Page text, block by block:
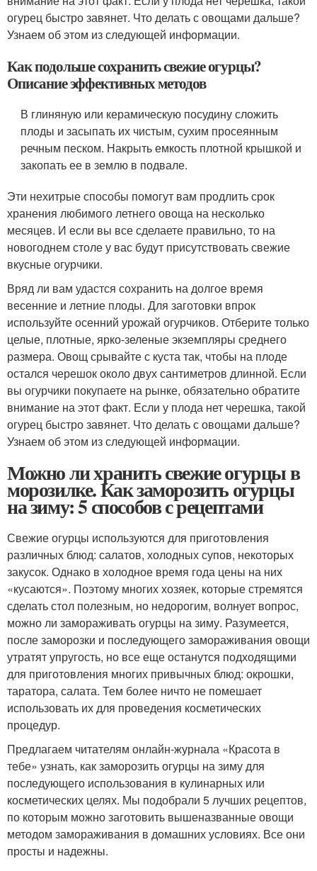
огурец быстро завянет. Что делать с овощами дальше?
Узнаем об этом из следующей информации.
Как подольше сохранить свежие огурцы?
Описание эффективных методов
В глиняную или керамическую посудину сложить
плоды и засыпать их чистым, сухим просеянным
речным песком. Накрыть емкость плотной крышкой и
закопать ее в землю в подвале.
Эти нехитрые способы помогут вам продлить срок
хранения любимого летнего овоща на несколько
месяцев. И если вы все сделаете правильно, то на
новогоднем столе у вас будут присутствовать свежие
вкусные огурчики.
Вряд ли вам удастся сохранить на долгое время
весенние и летние плоды. Для заготовки впрок
используйте осенний урожай огурчиков. Отберите только
целые, плотные, ярко-зеленые экземпляры среднего
размера. Овощ срывайте с куста так, чтобы на плоде
остался черешок около двух сантиметров длинной. Если
вы огурчики покупаете на рынке, обязательно обратите
внимание на этот факт. Если у плода нет черешка, такой
огурец быстро завянет. Что делать с овощами дальше?
Узнаем об этом из следующей информации.
Можно ли хранить свежие огурцы в
морозилке. Как заморозить огурцы
на зиму: 5 способов с рецептами
Свежие огурцы используются для приготовления
различных блюд: салатов, холодных супов, некоторых
закусок. Однако в холодное время года цены на них
«кусаются». Поэтому многих хозяек, которые стремятся
сделать стол полезным, но недорогим, волнует вопрос,
можно ли замораживать огурцы на зиму. Разумеется,
после заморозки и последующего замораживания овощи
утратят упругость, но все еще останутся подходящими
для приготовления многих привычных блюд: окрошки,
таратора, салата. Тем более ничто не помешает
использовать их для проведения косметических
процедур.
Предлагаем читателям онлайн-журнала «Красота в
тебе» узнать, как заморозить огурцы на зиму для
последующего использования в кулинарных или
косметических целях. Мы подобрали 5 лучших рецептов,
по которым можно заготовить вышеназванные овощи
методом замораживания в домашних условиях. Все они
просты и надежны.